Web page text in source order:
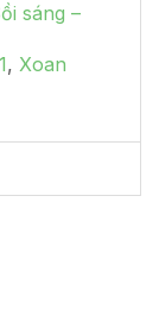
sáng –
, Xoan